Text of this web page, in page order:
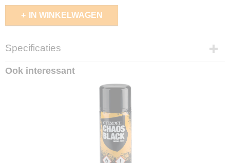
IN WINKELWAGEN
Specificaties
EAN code
Ook interessant